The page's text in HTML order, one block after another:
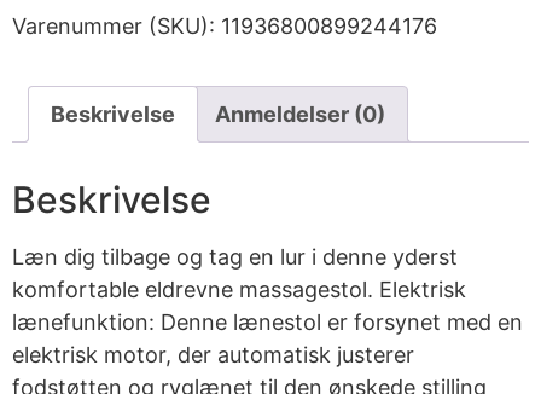
Varenummer (SKU): 11936800899244176
Beskrivelse Anmeldelser (0)
Beskrivelse
Læn dig tilbage og tag en lur i denne yderst
komfortable eldrevne massagestol. Elektrisk
lænefunktion: Denne lænestol er forsynet med en
elektrisk motor, der automatisk justerer
fodstøtten og ryglænet til den ønskede stilling